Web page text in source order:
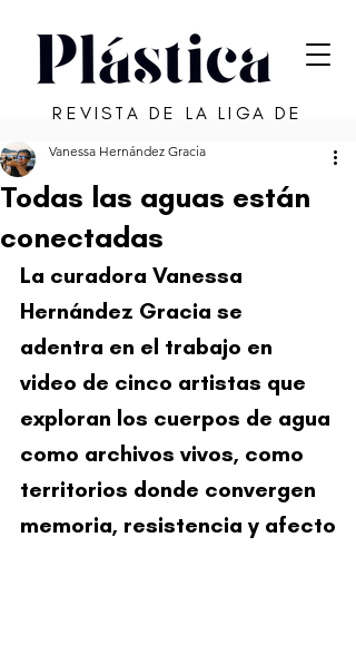
REVISTA DE LA LIGA DE
Todas las aguas están
conectadas
Vanessa Hernández Gracia
La curadora Vanessa
Hernández Gracia se
adentra en el trabajo en
video de cinco artistas que
exploran los cuerpos de agua
como archivos vivos, como
territorios donde convergen
memoria, resistencia y afecto